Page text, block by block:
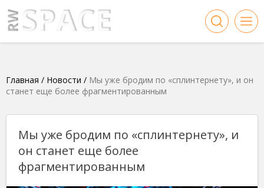
Главная / Новости / Мы уже бродим по «сплинтернету», и он
станет еще более фрагментированным
Мы уже бродим по «сплинтернету», и
он станет еще более
фрагментированным